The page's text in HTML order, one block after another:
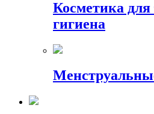
Косметика
гигиена